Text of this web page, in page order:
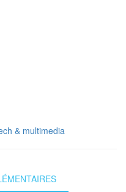
& multimedia